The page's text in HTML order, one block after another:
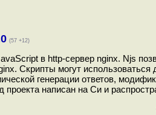
(57 +12)
в http-сервер nginx. Njs
Скрипты могут использоваться
генерации ответов,
написан на Си и